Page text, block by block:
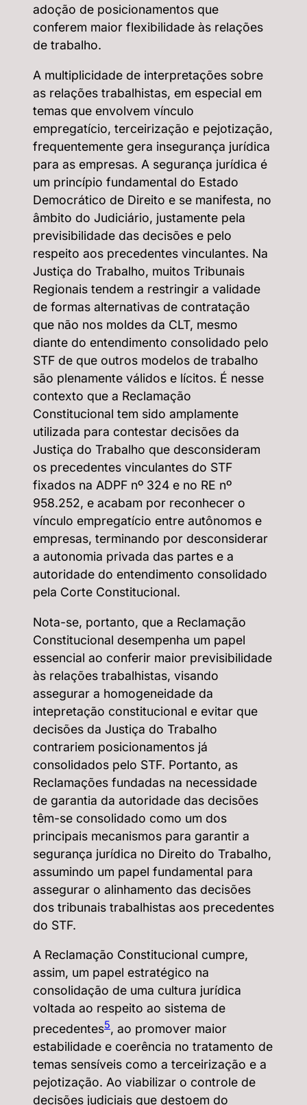
adoção de posicionamentos que
conferem maior flexibilidade às relações
de trabalho.
A multiplicidade de interpretações sobre
as relações trabalhistas, em especial em
temas que envolvem vínculo
empregatício, terceirização e pejotização,
frequentemente gera insegurança jurídica
para as empresas. A segurança jurídica é
um princípio fundamental do Estado
Democrático de Direito e se manifesta, no
âmbito do Judiciário, justamente pela
previsibilidade das decisões e pelo
respeito aos precedentes vinculantes. Na
Justiça do Trabalho, muitos Tribunais
Regionais tendem a restringir a validade
de formas alternativas de contratação
que não nos moldes da CLT, mesmo
diante do entendimento consolidado pelo
STF de que outros modelos de trabalho
são plenamente válidos e lícitos. É nesse
contexto que a Reclamação
Constitucional tem sido amplamente
utilizada para contestar decisões da
Justiça do Trabalho que desconsideram
os precedentes vinculantes do STF
fixados na ADPF nº 324 e no RE nº
958.252, e acabam por reconhecer o
vínculo empregatício entre autônomos e
empresas, terminando por desconsiderar
a autonomia privada das partes e a
autoridade do entendimento consolidado
pela Corte Constitucional.
Nota-se, portanto, que a Reclamação
Constitucional desempenha um papel
essencial ao conferir maior previsibilidade
às relações trabalhistas, visando
assegurar a homogeneidade da
intepretação constitucional e evitar que
decisões da Justiça do Trabalho
contrariem posicionamentos já
consolidados pelo STF. Portanto, as
Reclamações fundadas na necessidade
de garantia da autoridade das decisões
têm-se consolidado como um dos
principais mecanismos para garantir a
segurança jurídica no Direito do Trabalho,
assumindo um papel fundamental para
assegurar o alinhamento das decisões
dos tribunais trabalhistas aos precedentes
do STF.
A Reclamação Constitucional cumpre,
assim, um papel estratégico na
consolidação de uma cultura jurídica
voltada ao respeito ao sistema de
precedentes5, ao promover maior
estabilidade e coerência no tratamento de
temas sensíveis como a terceirização e a
pejotização. Ao viabilizar o controle de
decisões judiciais que destoem do